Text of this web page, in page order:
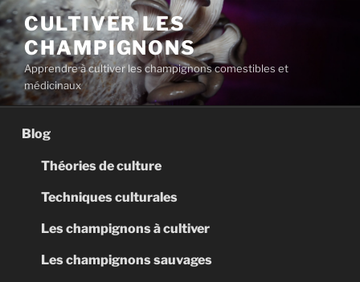
Aller
au
contenu
principal
CULTIVER LES
CHAMPIGNONS
Apprendre à cultiver les champignons comestibles et
médicinaux
Blog
Théories de culture
Techniques culturales
Les champignons à cultiver
Les champignons sauvages